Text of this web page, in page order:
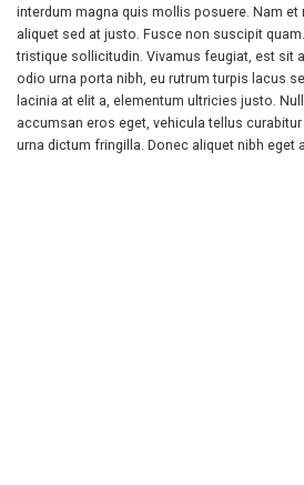
interdum magna quis mollis posuere. Nam
aliquet sed at justo. Fusce non suscipit
tristique sollicitudin. Vivamus feugiat, est sit
odio urna porta nibh, eu rutrum turpis lacus
lacinia at elit a, elementum ultricies justo.
accumsan eros eget, vehicula tellus
urna dictum fringilla. Donec aliquet nibh eget